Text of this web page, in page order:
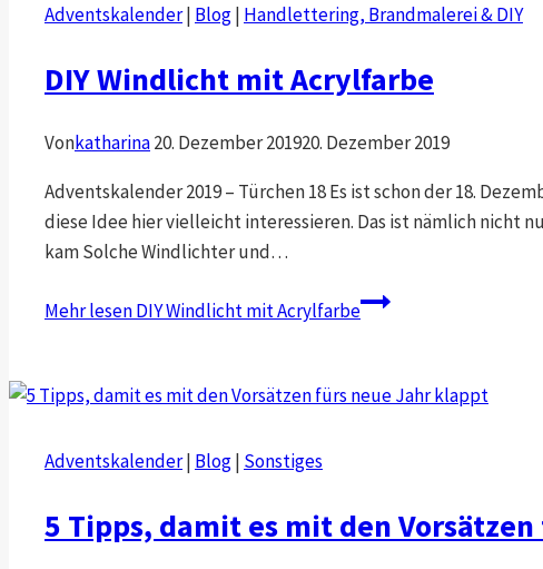
Adventskalender| Blog| Handlettering, Brandmalerei & DIY
DIY Windlicht mit Acrylfarbe
Vonkatharina20. Dezember 201920. Dezember 2019
Adventskalender 2019 – Türchen 18 Es ist schon der 18.
diese Idee hier vielleicht interessieren. Das ist nämlich nicht
kam Solche Windlichter und…
Mehr lesenDIY Windlicht mit Acrylfarbe
Adventskalender| Blog| Sonstiges
5 Tipps, damit es mit den